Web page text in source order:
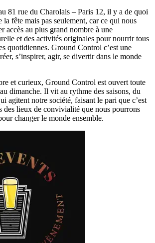
81 rue du Charolais – Paris 12, il y a de quoi
la fête mais pas seulement, car ce qui nous
accès au plus grand nombre à une
et des activités originales pour nourrir tous
quotidiennes. Ground Control c’est une
s’inspirer, agir, se divertir dans le monde
et curieux, Ground Control est ouvert toute
dimanche. Il vit au rythme des saisons, du
agitent notre société, faisant le pari que c’est
des lieux de convivialité que nous pourrons
changer le monde ensemble.